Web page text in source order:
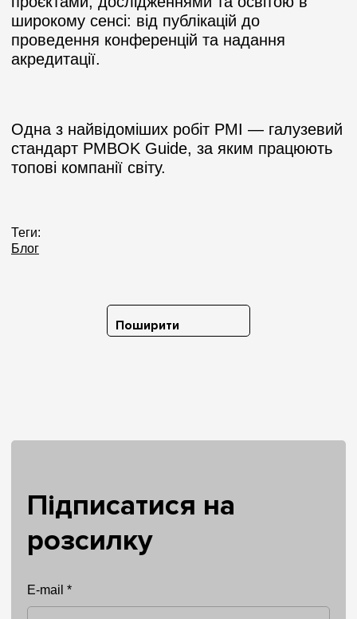
широкому сенсі: від публікацій до
проведення конференцій та надання
акредитації.
Одна з найвідоміших робіт PMI — галузевий
стандарт PMBOK Guide, за яким працюють
топові компанії світу.
Теги:
Блог
Поширити
Підписатися на
розсилку
E-mail *